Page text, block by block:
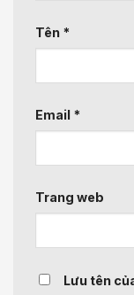
Tên *
Email *
Trang web
Lưu tên